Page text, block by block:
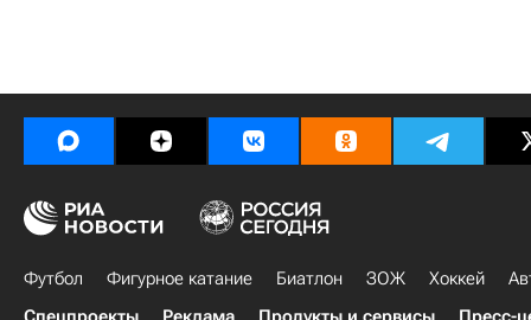
Футбол Фигурное катание Биатлон ЗОЖ Хоккей